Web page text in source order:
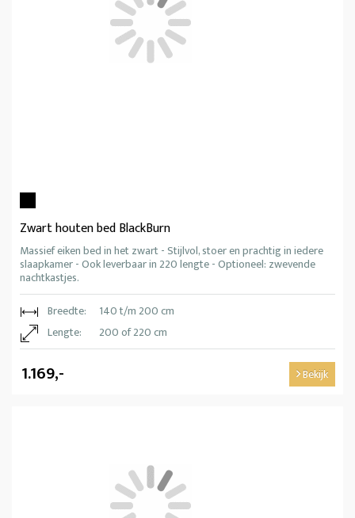
Zwart houten bed BlackBurn
Massief eiken bed in het zwart - Stijlvol, stoer en prachtig in iedere
slaapkamer - Ook leverbaar in 220 lengte - Optioneel: zwevende
nachtkastjes.
Breedte:
140 t/m 200 cm
Lengte:
200 of 220 cm
1.169,- Bekijk